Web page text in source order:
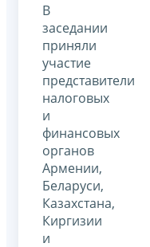
В
заседании
приняли
участие
представители
налоговых
и
финансовых
органов
Армении,
Беларуси,
Казахстана,
Киргизии
и